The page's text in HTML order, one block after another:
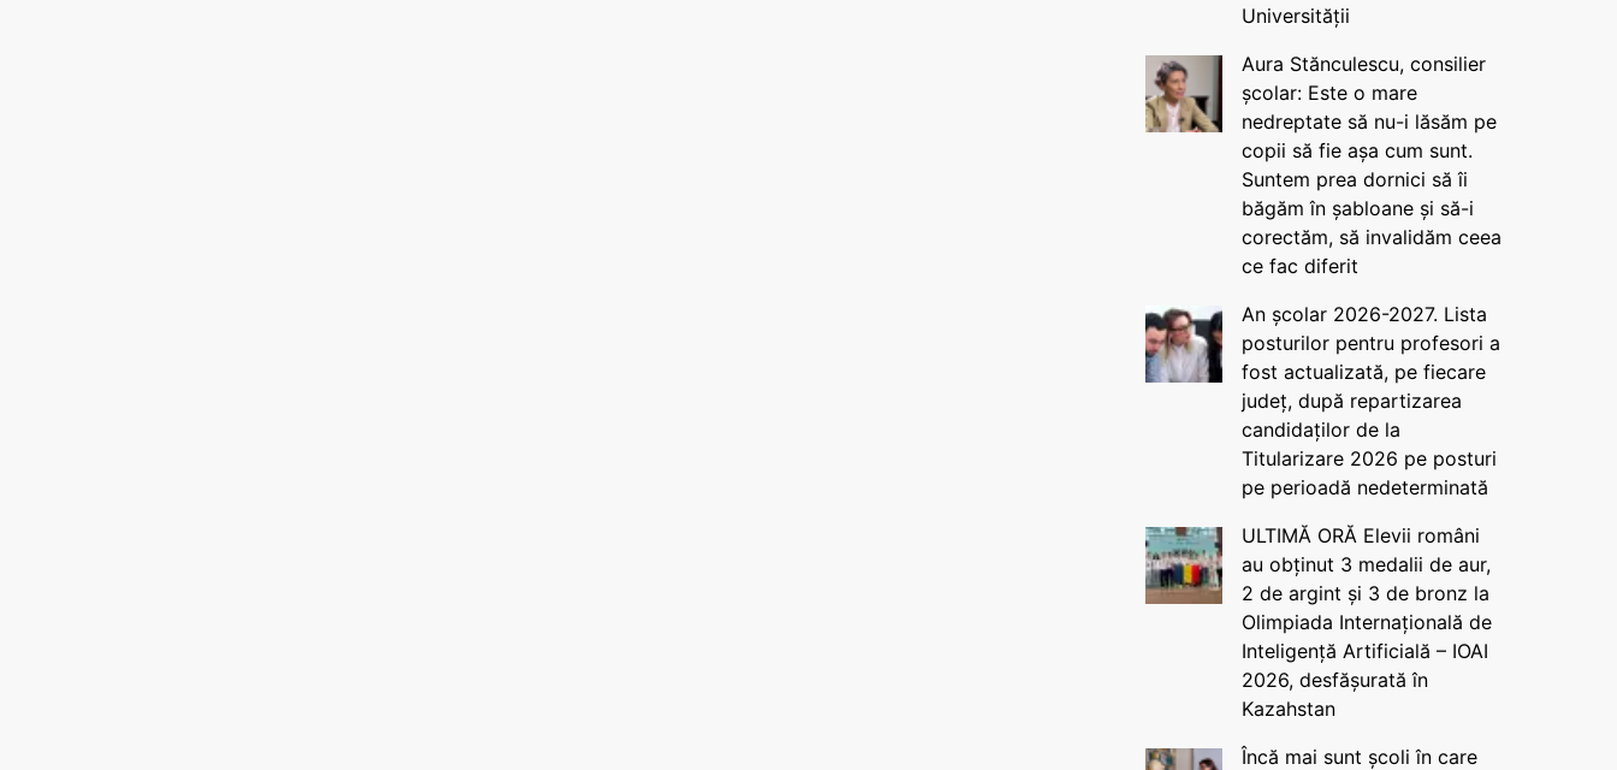
Universității
Aura Stănculescu, consilier
școlar: Este o mare
nedreptate să nu-i lăsăm pe
copii să fie așa cum sunt.
Suntem prea dornici să îi
băgăm în șabloane și să-i
corectăm, să invalidăm ceea
ce fac diferit
An școlar 2026-2027. Lista
posturilor pentru profesori a
fost actualizată, pe fiecare
județ, după repartizarea
candidaților de la
Titularizare 2026 pe posturi
pe perioadă nedeterminată
ULTIMĂ ORĂ Elevii români
au obținut 3 medalii de aur,
2 de argint și 3 de bronz la
Olimpiada Internațională de
Inteligență Artificială – IOAI
2026, desfășurată în
Kazahstan
Încă mai sunt școli în care